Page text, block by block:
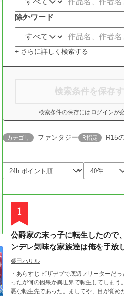
除外ワード
+ さらに詳しく検索する
検索条件を保存
検索条件の保存には ログインが
カテゴリ ファンタジー R指定 R15
1
公爵家の末っ子に転生したので
ンデレ気味な家族達は俺を手
張田ハリル
・あらすじ ピザデブで底辺フリーターだ
ったが何の因果か異世界で転生してしま
悪な転生先であった。ましてや、目が覚めた場所は洞窟の中という最